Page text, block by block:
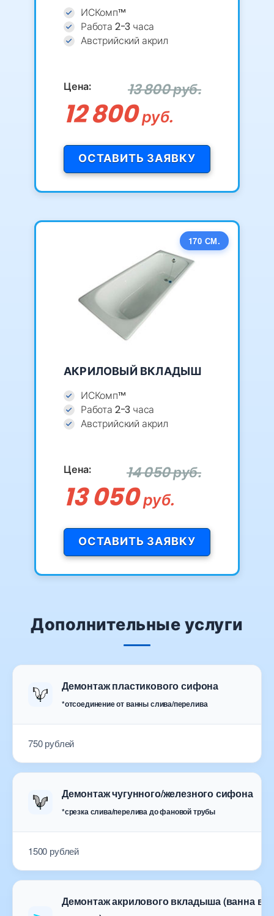
ИСКомп™
Работа 2-3 часа
Австрийский акрил
Цена: 13 800 руб.
12 800 руб.
ОСТАВИТЬ ЗАЯВКУ
170 СМ.
АКРИЛОВЫЙ ВКЛАДЫШ
ИСКомп™
Работа 2-3 часа
Австрийский акрил
Цена: 14 050 руб.
13 050 руб.
ОСТАВИТЬ ЗАЯВКУ
Дополнительные услуги
Демонтаж пластикового сифона
*отсоединение от ванны слива/перелива
750 рублей
Демонтаж чугунного/железного сифона
*срезка слива/перелива до фановой трубы
1500 рублей
Демонтаж акрилового вкладыша (ванна в